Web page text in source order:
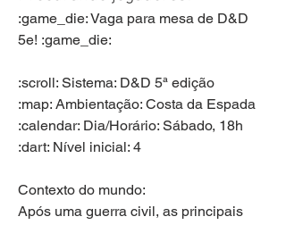
:game_die: Vaga para mesa de D&D
5e! :game_die:
:scroll: Sistema: D&D 5ª edição
:map: Ambientação: Costa da Espada
:calendar: Dia/Horário: Sábado, 18h
:dart: Nível inicial: 4
Contexto do mundo:
Após uma guerra civil, as principais